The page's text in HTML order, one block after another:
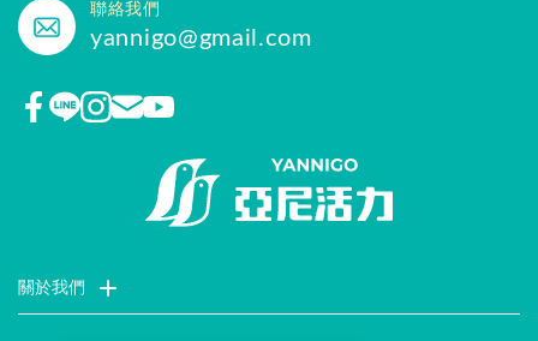
聯絡我們
yannigo@gmail.com
關於我們